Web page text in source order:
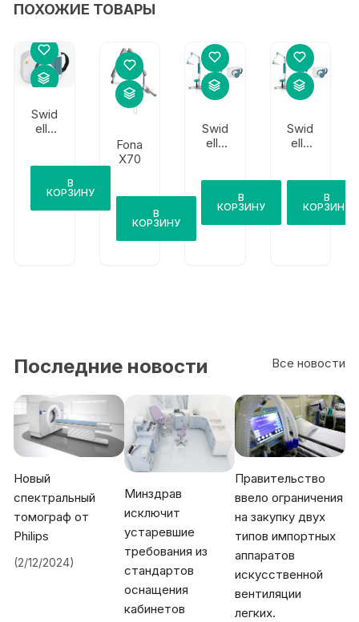
ПОХОЖИЕ ТОВАРЫ
Swid
ella
Ultra
PD
В
КОРЗИНУ
Fona
X70
В
КОРЗИНУ
Swid
ella
Ultra
SE
В
КОРЗИНУ
Swid
ella
Ultra
SE
напо
льны
В
КОРЗИНУ
Все новости
Последние новости
Новый
спектральный
томограф от
Philips
(2/12/2024)
Минздрав
исключит
устаревшие
требования из
стандартов
оснащения
кабинетов
Правительство
ввело ограничения
на закупку двух
типов импортных
аппаратов
искусственной
вентиляции
легких.